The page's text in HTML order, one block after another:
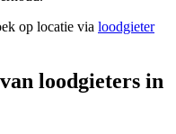
op locatie via loodgieter
loodgieters in